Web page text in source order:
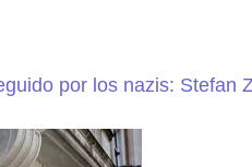
por los nazis: Stefan